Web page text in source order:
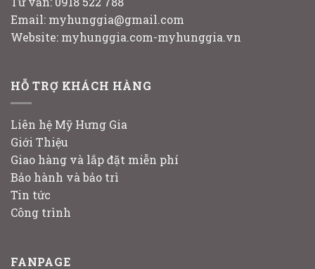
Email: myhunggia@gmail.com
Website: myhunggia.com-myhunggia.vn
HỖ TRỢ KHÁCH HÀNG
Liên hệ Mỹ Hưng Gia
Giới Thiệu
Giao hàng và lắp đặt miễn phí
Bảo hành và bảo trì
Tin tức
Công trình
FANPAGE